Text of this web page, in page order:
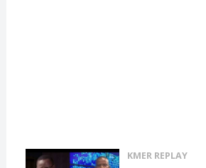
KMER REPLAY